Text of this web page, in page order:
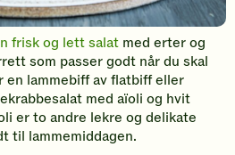
frisk og lett salat med erter og
som passer godt når du skal
en lammebiff av flatbiff eller
med aïoli og hvit
er to andre lekre og delikate
til lammemiddagen.